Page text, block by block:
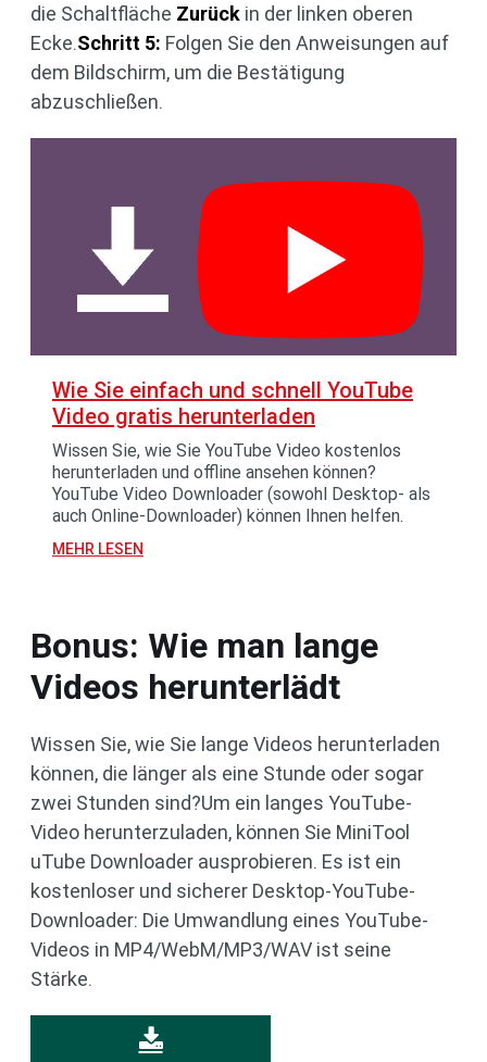
die Schaltfläche Zurück in der linken oberen
Ecke.Schritt 5: Folgen Sie den Anweisungen auf
dem Bildschirm, um die Bestätigung
abzuschließen.
Wie Sie einfach und schnell YouTube
Video gratis herunterladen
Wissen Sie, wie Sie YouTube Video kostenlos
herunterladen und offline ansehen können?
YouTube Video Downloader (sowohl Desktop- als
auch Online-Downloader) können Ihnen helfen.
MEHR LESEN
Bonus: Wie man lange
Videos herunterlädt
Wissen Sie, wie Sie lange Videos herunterladen
können, die länger als eine Stunde oder sogar
zwei Stunden sind?Um ein langes YouTube-
Video herunterzuladen, können Sie MiniTool
uTube Downloader ausprobieren. Es ist ein
kostenloser und sicherer Desktop-YouTube-
Downloader: Die Umwandlung eines YouTube-
Videos in MP4/WebM/MP3/WAV ist seine
Stärke.